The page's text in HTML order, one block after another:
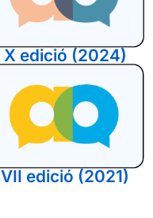
X edició (2024)
VII edició (2021)